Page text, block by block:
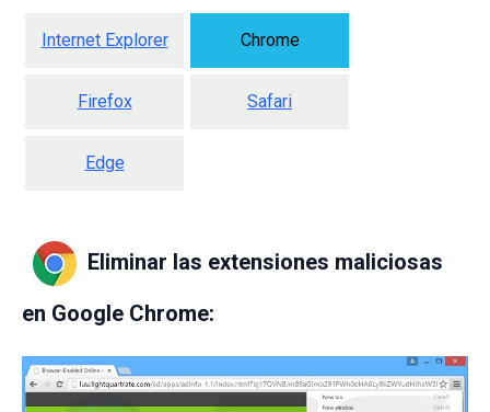
Internet Explorer Chrome
Firefox Safari
Edge
Eliminar las extensiones maliciosas
en Google Chrome: